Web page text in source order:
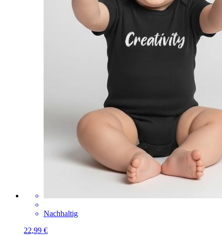
Nachhaltig
22,99 €